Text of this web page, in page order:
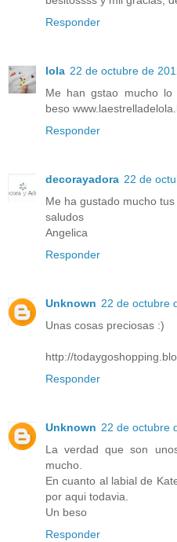
Responder
lola 22 de octubre de
Me han gstao mucho lo
beso
Responder
decorayadora 22 de
Me ha gustado mucho
saludos
Angelica
Responder
Unknown 22 de octubre
Unas cosas preciosas :)
http://
Responder
Unknown 22 de octubre
La verdad que son
mucho.
En cuanto al labial de
por aqui todavia.
Un beso
Responder